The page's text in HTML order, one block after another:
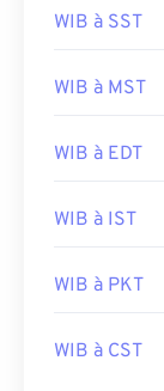
WIB à SST
WIB à MST
WIB à EDT
WIB à IST
WIB à PKT
WIB à CST